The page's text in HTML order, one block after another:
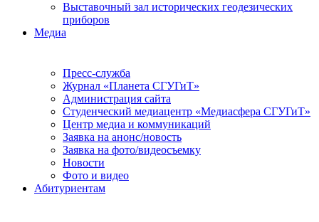
Выставочный зал исторических геодезических
приборов
Медиа
Пресс-служба
Журнал «Планета СГУГиТ»
Администрация сайта
Студенческий медиацентр «Медиасфера СГУГиТ»
Центр медиа и коммуникаций
Заявка на анонс/новость
Заявка на фото/видеосъемку
Новости
Фото и видео
Абитуриентам